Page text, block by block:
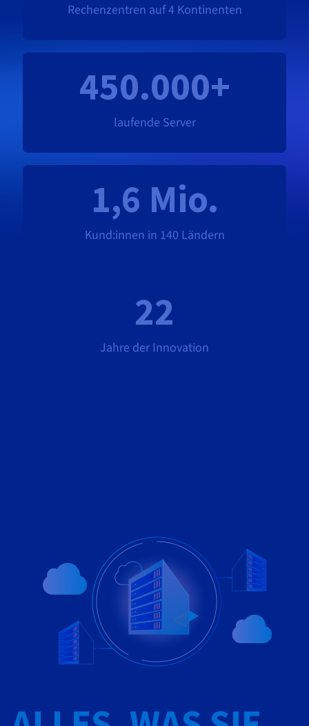
Rechenzentren auf 4 Kontinenten
450.000+
laufende Server
1,6 Mio.
Kund:innen in 140 Ländern
22
Jahre der Innovation